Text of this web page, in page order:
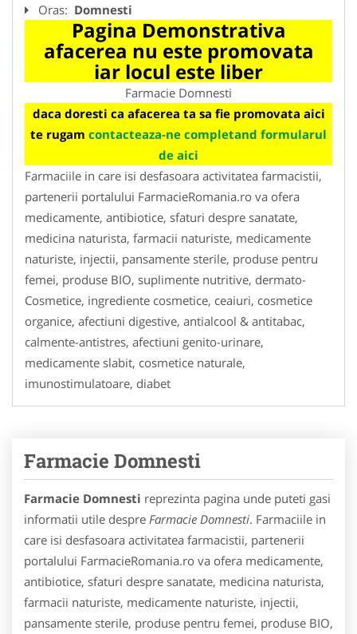
Oras: Domnesti
Pagina Demonstrativa
afacerea nu este promovata
iar locul este liber
Farmacie Domnesti
daca doresti ca afacerea ta sa fie promovata aici
te rugam contacteaza-ne completand formularul
de aici
Farmaciile in care isi desfasoara activitatea farmacistii,
partenerii portalului FarmacieRomania.ro va ofera
medicamente, antibiotice, sfaturi despre sanatate,
medicina naturista, farmacii naturiste, medicamente
naturiste, injectii, pansamente sterile, produse pentru
femei, produse BIO, suplimente nutritive, dermato-
Cosmetice, ingrediente cosmetice, ceaiuri, cosmetice
organice, afectiuni digestive, antialcool & antitabac,
calmente-antistres, afectiuni genito-urinare,
medicamente slabit, cosmetice naturale,
imunostimulatoare, diabet
Farmacie Domnesti
Farmacie Domnesti reprezinta pagina unde puteti gasi
informatii utile despre Farmacie Domnesti. Farmaciile in
care isi desfasoara activitatea farmacistii, partenerii
portalului FarmacieRomania.ro va ofera medicamente,
antibiotice, sfaturi despre sanatate, medicina naturista,
farmacii naturiste, medicamente naturiste, injectii,
pansamente sterile, produse pentru femei, produse BIO,